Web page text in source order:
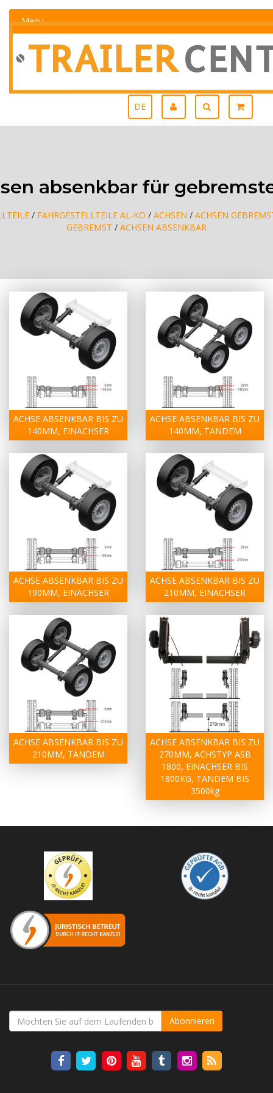
Menu
DE
absenkbar für
/ FAHRGESTELLTEILE AL-KO / ACHSEN / ACHSEN
GEBREMST / ACHSEN ABSENKBAR
ACHSE ABSENKBAR BIS ZU
140MM, EINACHSER
ACHSE ABSENKBAR BIS ZU
140MM, TANDEM
ACHSE ABSENKBAR BIS ZU
190MM, EINACHSER
ACHSE ABSENKBAR BIS ZU
210MM, EINACHSER
ACHSE ABSENKBAR BIS ZU
210MM, TANDEM
ACHSE ABSENKBAR BIS ZU
270MM, ACHSTYP ASB
1800, EINACHSER BIS
1800KG, TANDEM BIS
3500kg
Abonnieren